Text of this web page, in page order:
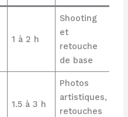
1 à 2 h
Shooting
et
retouche
de base
1.5 à 3 h
Photos
artistiques,
retouches